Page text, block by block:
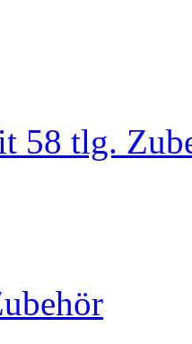
58 tlg.